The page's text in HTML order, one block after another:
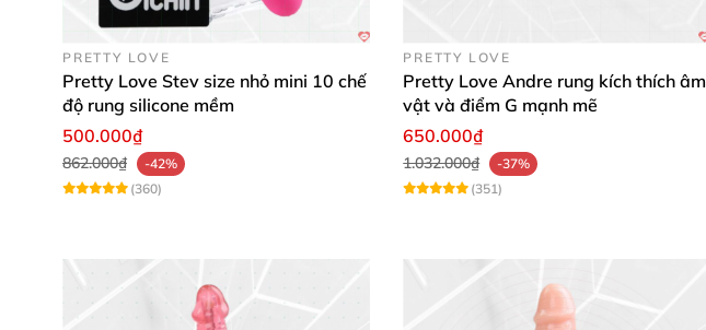
PRETTY LOVE
Pretty Love Stev size nhỏ mini 10 chế
độ rung silicone mềm
500.000₫
862.000₫
-42%
(360)
PRETTY LOVE
Pretty Love Andre rung kích thích âm
vật và điểm G mạnh mẽ
650.000₫
1.032.000₫
-37%
(351)